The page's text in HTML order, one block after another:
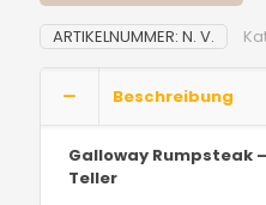
ARTIKELNUMMER: N. V.
Beschreibung
Galloway Rumpsteak
Teller